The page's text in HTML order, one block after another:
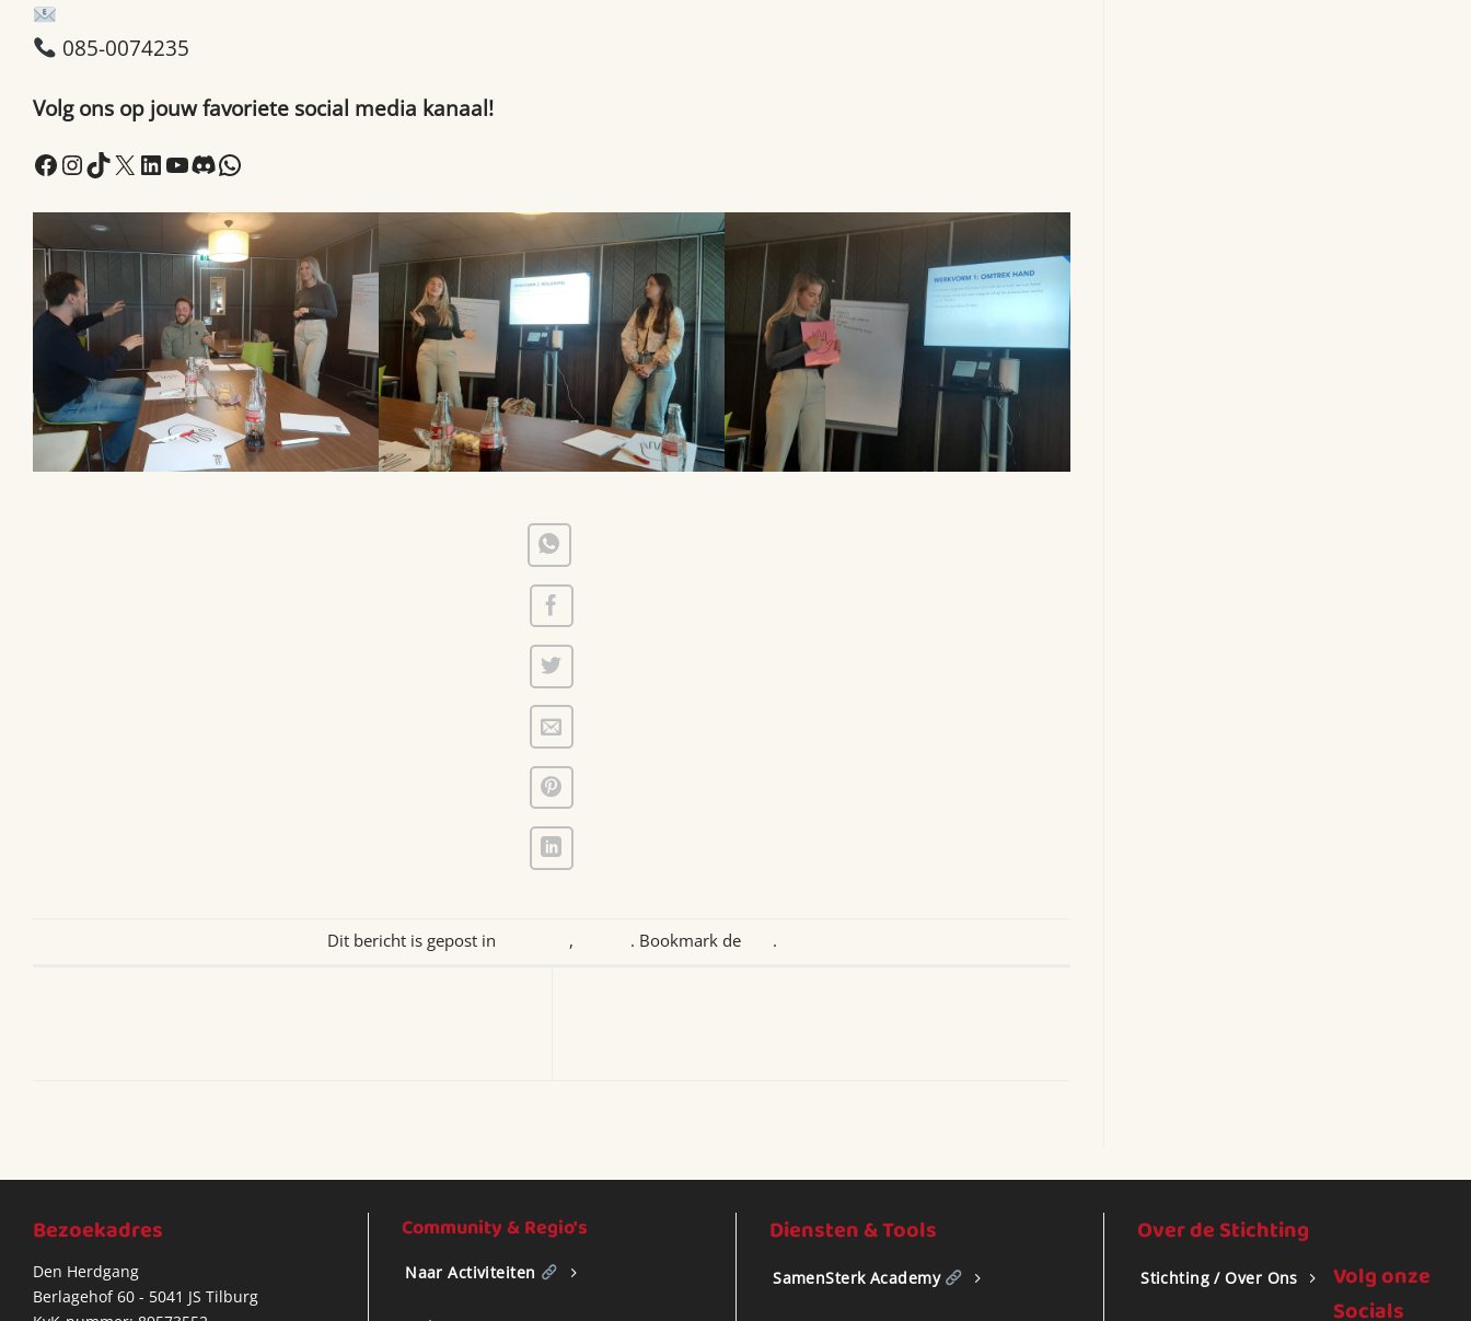
085-0074235
Volg ons op jouw favoriete social media kanaal!
Facebook
Instagram
TikTok
X LinkedIn
YouTube
Discord
WhatsApp
Dit bericht is gepost in , . Bookmark de .
Bezoekadres
Den Herdgang
Berlagehof 60 - 5041 JS Tilburg
Community & Regio's
Naar Activiteiten
Diensten & Tools
SamenSterk Academy
Over de Stichting
Stichting / Over Ons
Volg onze
Socials